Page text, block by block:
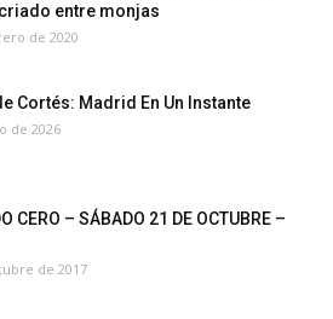
entre monjas
de 2020
Cortés: Madrid En Un Instante
de 2026
CERO – SÁBADO 21 DE OCTUBRE –
de 2017